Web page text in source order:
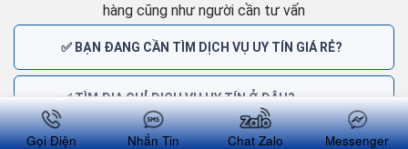
hàng cũng như người cần tư vấn
✅ BẠN ĐANG CẦN TÌM DỊCH VỤ UY TÍN GIÁ RẺ?
✅ TÌM ĐỊA CHỈ DỊCH VỤ UY TÍN Ở ĐÂU?
Gọi Điện Nhắn Tin Chat Zalo Messenger